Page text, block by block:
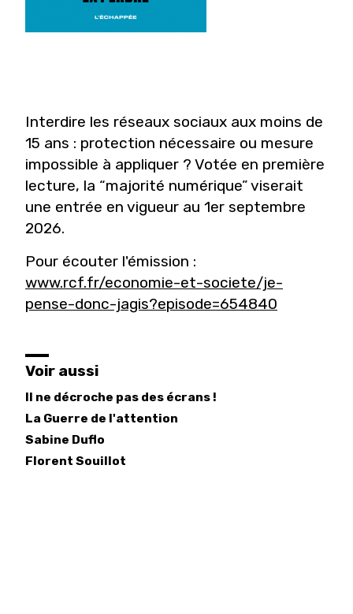
Interdire les réseaux sociaux aux moins de
15 ans : protection nécessaire ou mesure
impossible à appliquer ? Votée en première
lecture, la “majorité numérique” viserait
une entrée en vigueur au 1er septembre
2026.
Pour écouter l'émission :
www.rcf.fr/economie-et-societe/je-
pense-donc-jagis?episode=654840
Voir aussi
Il ne décroche pas des écrans !
La Guerre de l'attention
Sabine Duflo
Florent Souillot